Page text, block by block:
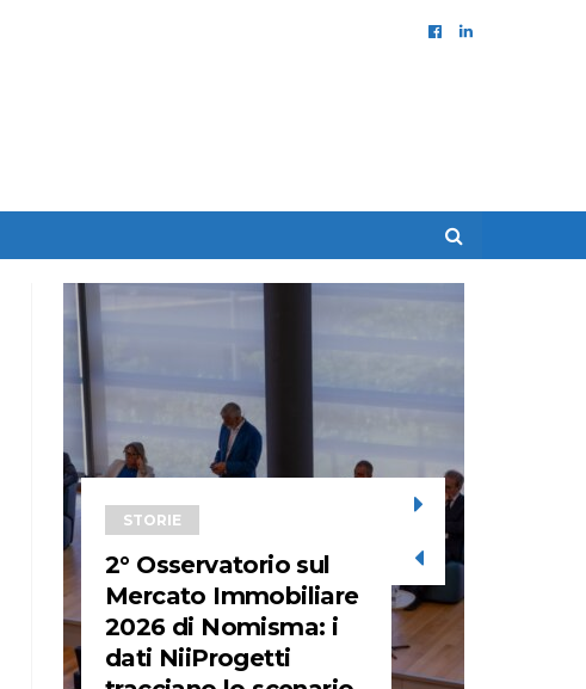
STORIE
2° Osservatorio sul
Mercato Immobiliare
2026 di Nomisma: i
dati NiiProgetti